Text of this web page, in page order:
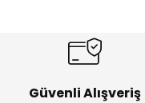
Güvenli Alışveriş